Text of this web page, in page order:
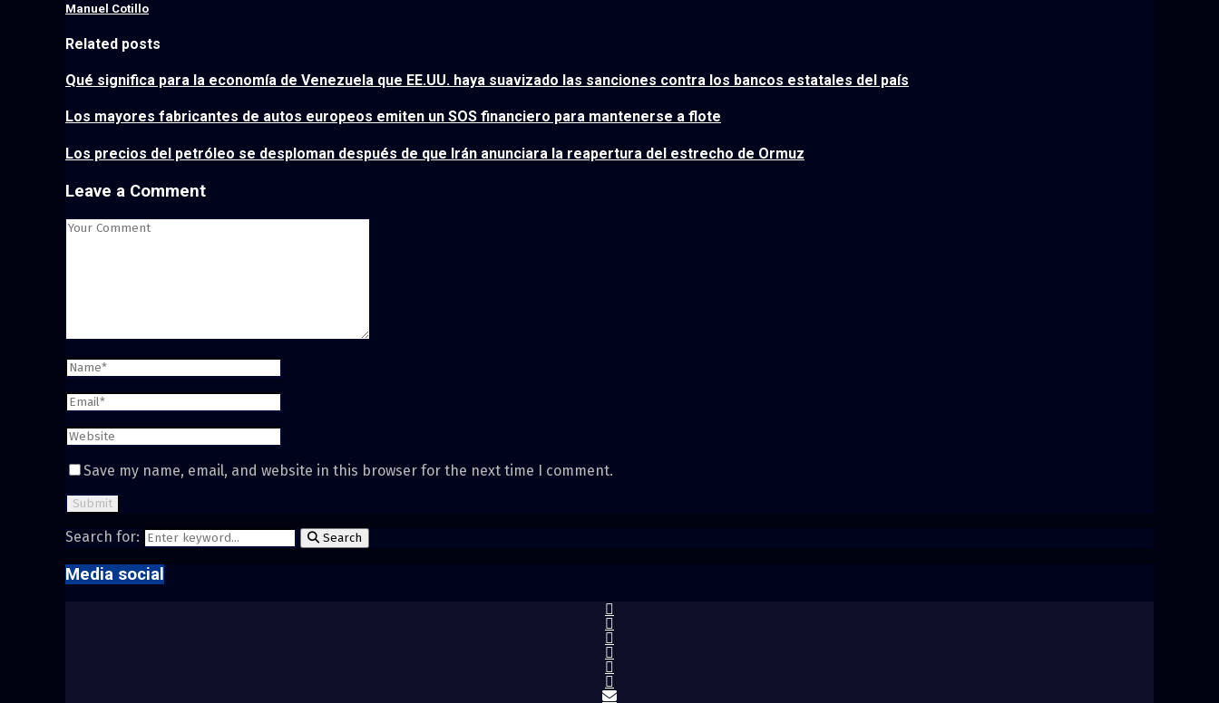
Manuel Cotillo
Related posts
Qué significa para la economía de Venezuela que EE.UU. haya suavizado las sanciones contra los bancos estatales del país
Los mayores fabricantes de autos europeos emiten un SOS financiero para mantenerse a flote
Los precios del petróleo se desploman después de que Irán anunciara la reapertura del estrecho de Ormuz
Leave a Comment
Save my name, email, and website in this browser for the next time I comment.
Search for: Search
Media social